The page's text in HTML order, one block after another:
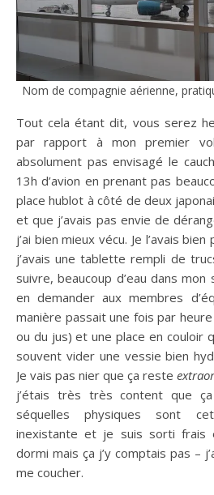
Nom de compagnie aérienne,
Tout cela étant dit, vous serez
par rapport à mon premier
absolument pas envisagé le
13h d’avion en prenant pas
place hublot à côté de deux
et que j’avais pas envie de
j’ai bien mieux vécu. Je l’avais
j’avais une tablette rempli de
suivre, beaucoup d’eau dans mon
en demander aux membres
manière passait une fois par
ou du jus) et une place en couloir
souvent vider une vessie bien
Je vais pas nier que ça reste
j’étais très très content que
séquelles physiques sont
inexistante et je suis sorti frais
dormi mais ça j’y comptais pas –
me coucher.